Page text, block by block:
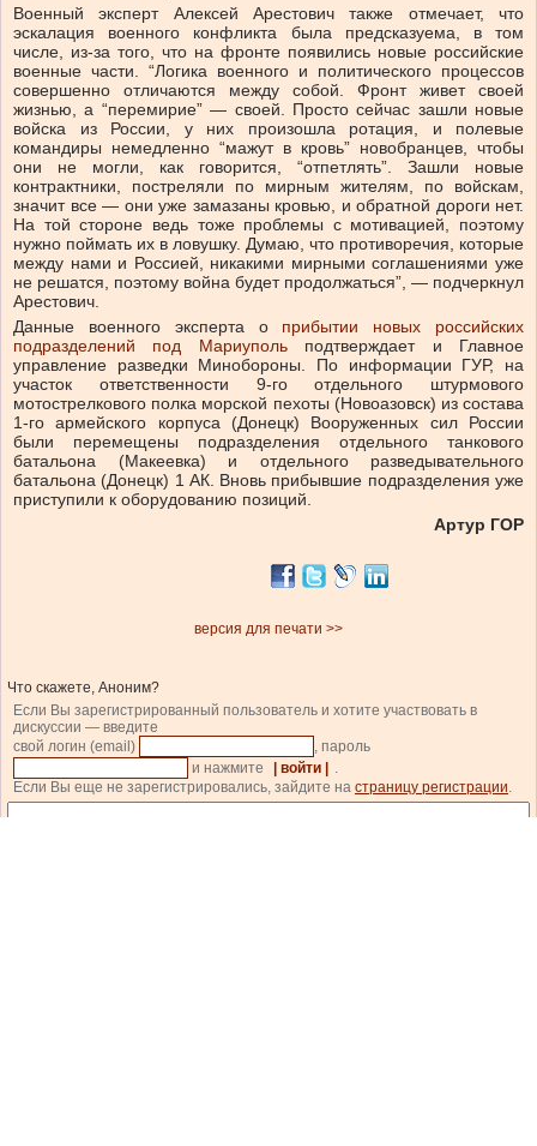
Военный эксперт Алексей Арестович также отмечает, что
эскалация военного конфликта была предсказуема, в том
числе, из-за того, что на фронте появились новые российские
военные части. “Логика военного и политического процессов
совершенно отличаются между собой. Фронт живет своей
жизнью, а “перемирие” — своей. Просто сейчас зашли новые
войска из России, у них произошла ротация, и полевые
командиры немедленно “мажут в кровь” новобранцев, чтобы
они не могли, как говорится, “отпетлять”. Зашли новые
контрактники, постреляли по мирным жителям, по войскам,
значит все — они уже замазаны кровью, и обратной дороги нет.
На той стороне ведь тоже проблемы с мотивацией, поэтому
нужно поймать их в ловушку. Думаю, что противоречия, которые
между нами и Россией, никакими мирными соглашениями уже
не решатся, поэтому война будет продолжаться”, — подчеркнул
Арестович.
Данные военного эксперта о прибытии новых российских
подразделений под Мариупольподтверждает и Главное
управление разведки Минобороны. По информации ГУР, на
участок ответственности 9-го отдельного штурмового
мотострелкового полка морской пехоты (Новоазовск) из состава
1-го армейского корпуса (Донецк) Вооруженных сил России
были перемещены подразделения отдельного танкового
батальона (Макеевка) и отдельного разведывательного
батальона (Донецк) 1 АК. Вновь прибывшие подразделения уже
приступили к оборудованию позиций.
Артур ГОР
версия для печати >>
Что скажете, Аноним?
Если Вы зарегистрированный пользователь и хотите участвовать в
дискуссии — введите
свой логин (email)
, пароль
и нажмите
| войти |
.
Если Вы еще не зарегистрировались, зайдите на страницу регистрации.